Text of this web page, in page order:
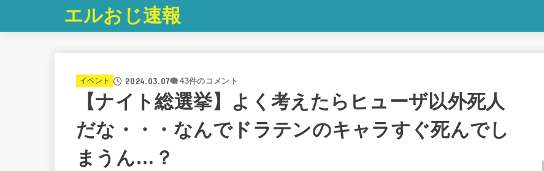
エルおじ速報
イベント 2024.03.07 43件のコメント
【ナイト総選挙】よく考えたらヒューザ以外死人
だな・・・なんでドラテンのキャラすぐ死んでし
まうん…？